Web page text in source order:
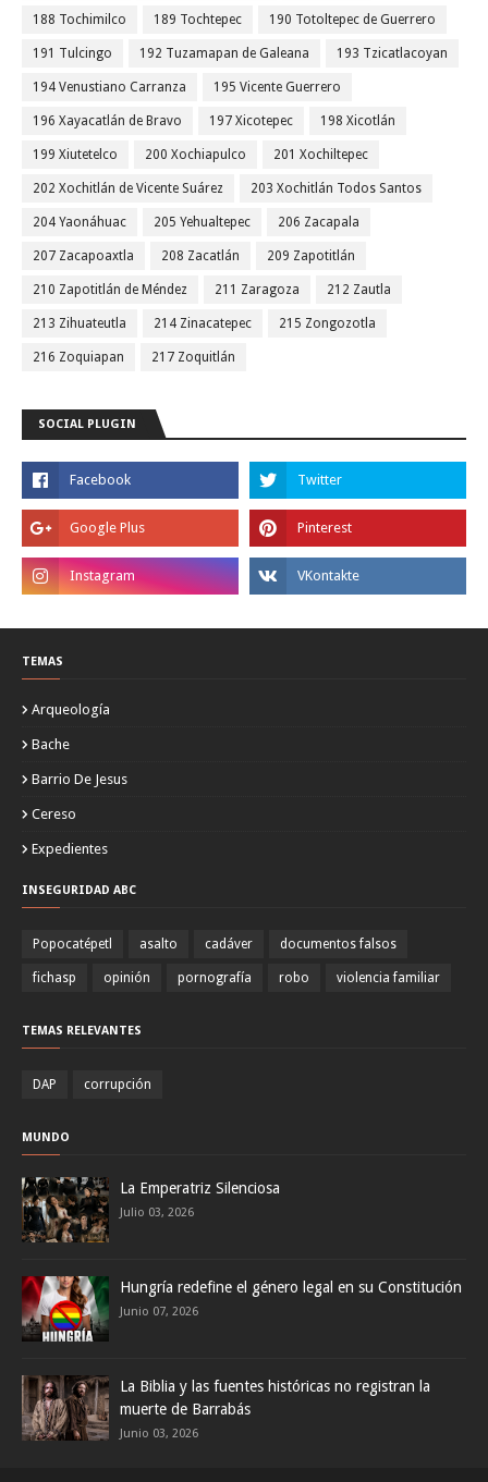
188 Tochimilco 189 Tochtepec 190 Totoltepec de Guerrero
191 Tulcingo 192 Tuzamapan de Galeana 193 Tzicatlacoyan
194 Venustiano Carranza 195 Vicente Guerrero
196 Xayacatlán de Bravo 197 Xicotepec 198 Xicotlán
199 Xiutetelco 200 Xochiapulco 201 Xochiltepec
202 Xochitlán de Vicente Suárez 203 Xochitlán Todos Santos
204 Yaonáhuac 205 Yehualtepec 206 Zacapala
207 Zacapoaxtla 208 Zacatlán 209 Zapotitlán
210 Zapotitlán de Méndez 211 Zaragoza 212 Zautla
213 Zihuateutla 214 Zinacatepec 215 Zongozotla
216 Zoquiapan 217 Zoquitlán
SOCIAL PLUGIN
TEMAS
Arqueología
Bache
Barrio De Jesus
Cereso
Expedientes
INSEGURIDAD ABC
Popocatépetl asalto cadáver documentos falsos
fichasp opinión pornografía robo violencia familiar
TEMAS RELEVANTES
DAP corrupción
MUNDO
La Emperatriz Silenciosa
Julio 03, 2026
Hungría redefine el género legal en su Constitución
Junio 07, 2026
La Biblia y las fuentes históricas no registran la
muerte de Barrabás
Junio 03, 2026